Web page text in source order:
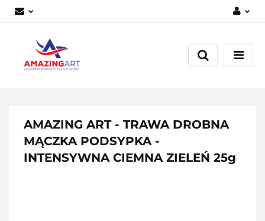
Załóż konto
AMAZING ART - TRAWA DROBNA
MĄCZKA PODSYPKA -
INTENSYWNA CIEMNA ZIELEŃ 25g